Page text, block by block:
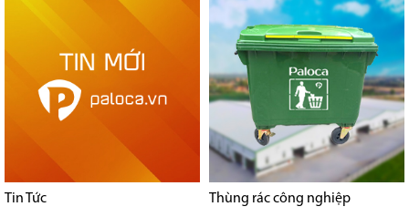
Tin Tức Thùng rác công nghiệp